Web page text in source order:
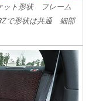
ット形状 フレーム
で形状は共通 細部